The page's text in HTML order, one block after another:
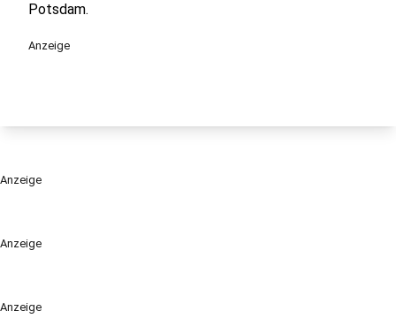
Anzeige
Anzeige
Potsdam.
Anzeige
Anzeige